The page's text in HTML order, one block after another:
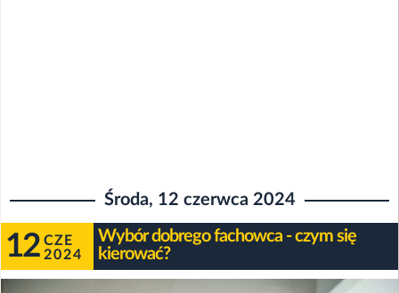
Środa, 12 czerwca 2024
12 CZE
2024
Wybór dobrego fachowca - czym się
kierować?